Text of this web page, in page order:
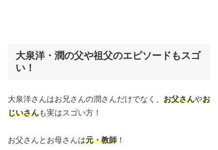
大泉洋・潤の父や祖父のエピソードもスゴ
い！
大泉洋さんはお兄さんの潤さんだけでなく、 お父さんやお
じいさんも実はスゴい方！
お父さんとお母さんは元・教師 ！